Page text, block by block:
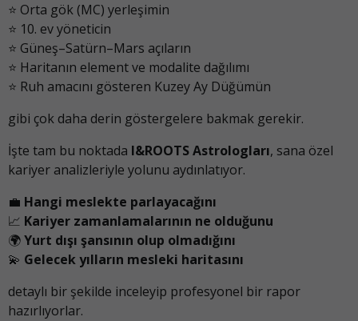
⭐ Orta gök (MC) yerleşimin
⭐ 10. ev yöneticin
⭐ Güneş–Satürn–Mars açıların
⭐ Haritanın element ve modalite dağılımı
⭐ Ruh amacını gösteren Kuzey Ay Düğümün
gibi çok daha derin göstergelere bakmak gerekir.
İşte tam bu noktada I&ROOTS Astrologları, sana özel
kariyer analizleriyle yolunu aydınlatıyor.
💼 Hangi meslekte parlayacağını
📈 Kariyer zamanlamalarının ne olduğunu
🌍Yurt dışı şansının olup olmadığını
💫 Gelecek yılların mesleki haritasını
detaylı bir şekilde inceleyip profesyonel bir rapor
hazırlıyorlar.